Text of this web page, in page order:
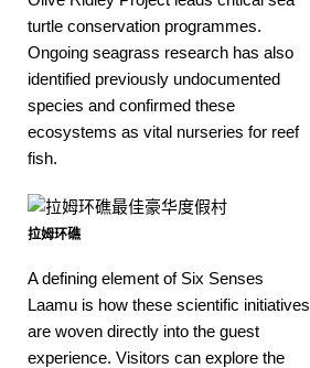
turtle conservation programmes.
Ongoing seagrass research has also
identified previously undocumented
species and confirmed these
ecosystems as vital nurseries for reef
fish.
拉姆环礁
A defining element of Six Senses
Laamu is how these scientific initiatives
are woven directly into the guest
experience. Visitors can explore the